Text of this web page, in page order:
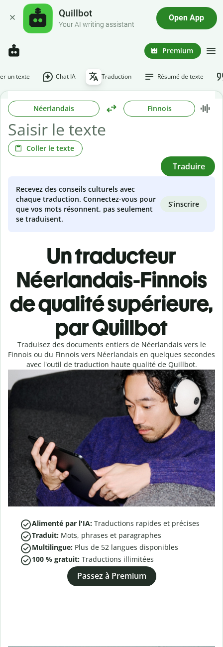
Quillbot
Your AI writing assistant
Open App
Premium
un texte Chat IA Traduction Résumé de texte
Néerlandais Finnois
Coller le texte
Traduire
Recevez des conseils culturels avec
chaque traduction. Connectez-vous pour
que vos mots résonnent, pas seulement
se traduisent.
S’inscrire
Un traducteur
Néerlandais-Finnois
de qualité supérieure,
par Quillbot
Traduisez des documents entiers de Néerlandais vers le
Finnois ou du Finnois vers Néerlandais en quelques secondes
avec l'outil de traduction haute qualité de Quillbot.
Alimenté par l'IA: Traductions rapides et précises
Traduit: Mots, phrases et paragraphes
Multilingue: Plus de 52 langues disponibles
100 % gratuit: Traductions illimitées
Passez à Premium